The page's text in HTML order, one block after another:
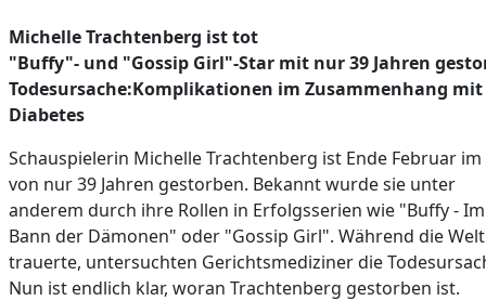
Michelle Trachtenberg ist tot
"Buffy"- und "Gossip Girl"-Star mit nur 39 Jahren
Todesursache:Komplikationen im Zusammenhang mit
Diabetes
Schauspielerin Michelle Trachtenberg ist Ende Februar
von nur 39 Jahren gestorben. Bekannt wurde sie unter
anderem durch ihre Rollen in Erfolgsserien wie "Buffy - Im
Bann der Dämonen" oder "Gossip Girl". Während die Welt
trauerte, untersuchten Gerichtsmediziner die
Nun ist endlich klar, woran Trachtenberg gestorben ist.